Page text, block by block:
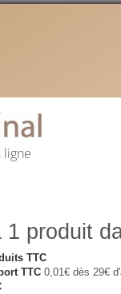
1 produit
TTC
TTC 0,01€ dès 29€